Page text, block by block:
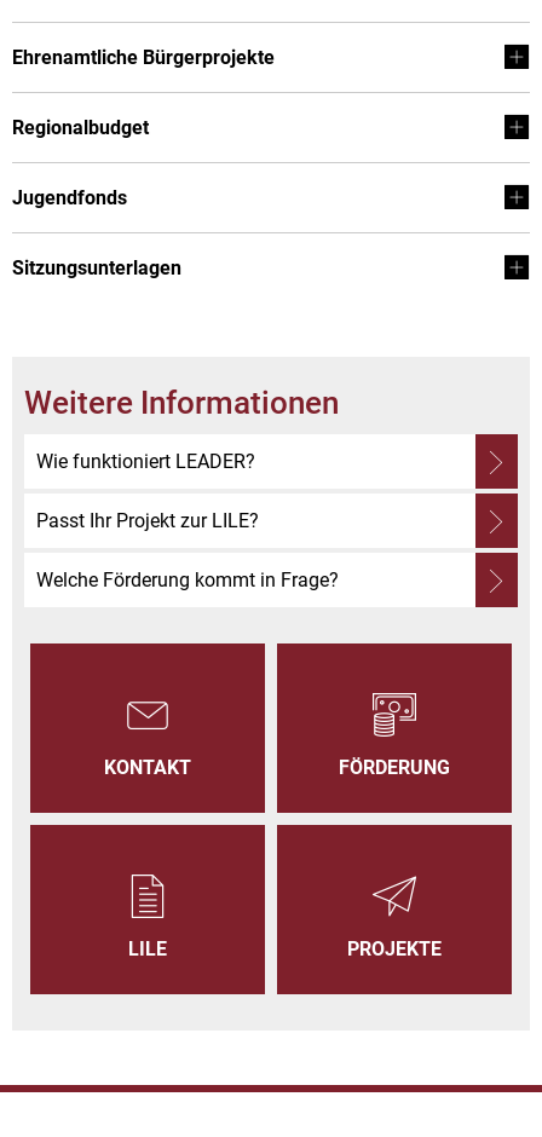
Ehrenamtliche Bürgerprojekte
Regionalbudget
Jugendfonds
Sitzungsunterlagen
Weitere Informationen
Wie funktioniert LEADER?
Passt Ihr Projekt zur LILE?
Welche Förderung kommt in Frage?
KONTAKT FÖRDERUNG
LILE PROJEKTE